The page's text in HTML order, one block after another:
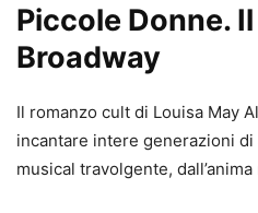
Piccole Donne.
Broadway
Il romanzo cult di Louisa May
incantare intere generazioni
musical travolgente,